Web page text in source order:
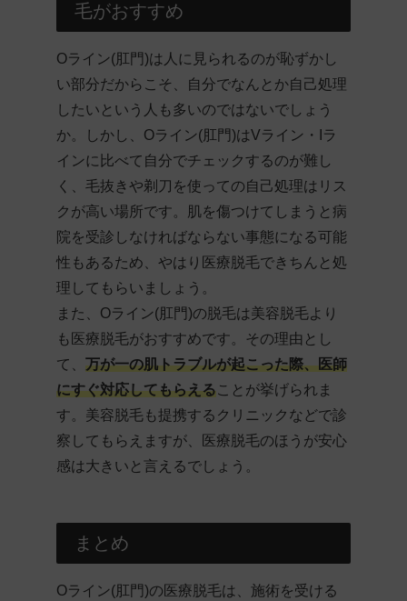
毛がおすすめ
Oライン(肛門)は人に見られるのが恥ずかし
い部分だからこそ、自分でなんとか自己処理
したいという人も多いのではないでしょう
か。しかし、Oライン(肛門)はVライン・Iラ
インに比べて自分でチェックするのが難し
く、毛抜きや剃刀を使っての自己処理はリス
クが高い場所です。肌を傷つけてしまうと病
院を受診しなければならない事態になる可能
性もあるため、やはり医療脱毛できちんと処
理してもらいましょう。
また、Oライン(肛門)の脱毛は美容脱毛より
も医療脱毛がおすすめです。その理由とし
て、万が一の肌トラブルが起こった際、医師
にすぐ対応してもらえることが挙げられま
す。美容脱毛も提携するクリニックなどで診
察してもらえますが、医療脱毛のほうが安心
感は大きいと言えるでしょう。
まとめ
Oライン(肛門)の医療脱毛は、施術を受ける